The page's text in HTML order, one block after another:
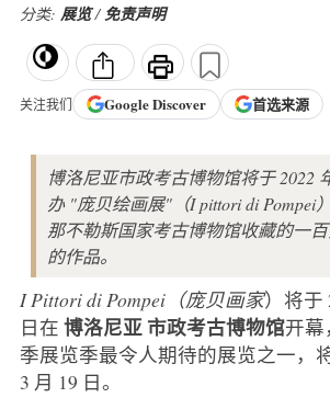
分类: 展览/免责声明
关注我们 GoogleDiscover 首选来源
博洛尼亚市政考古博物馆将于 2022
办 "庞贝绘画展"（I pittori di Pompei
那不勒斯国家考古博物馆收藏的一
的作品。
I Pittori di Pompei（庞贝画家）将于
日在 博洛尼亚市政考古博物馆开幕
季展览季最令人期待的展览之一，
3 月 19 日。